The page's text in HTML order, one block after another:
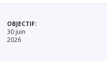
30 juin
2026